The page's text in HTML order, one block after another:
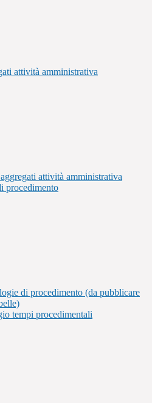
attività amministrativa
attività amministrativa
procedimento
di procedimento (da pubblicare
tempi procedimentali